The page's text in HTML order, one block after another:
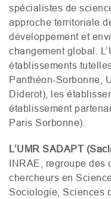
spécialistes de
approche territoriale
développement et
changement global. L’
établissements
Panthéon-Sorbonne,
Diderot), les
établissement
Paris Sorbonne).
L’UMR SADAPT
INRAE , regroupe
chercheurs en
Sociologie, Sciences